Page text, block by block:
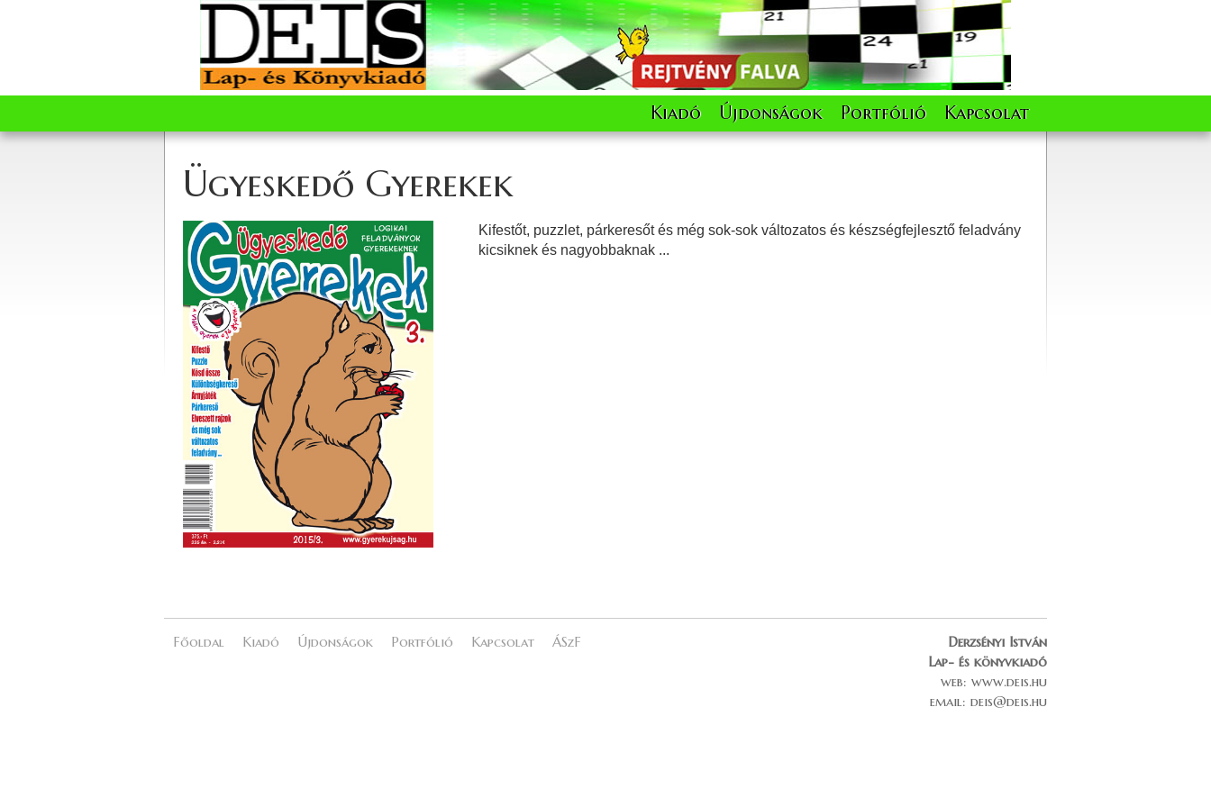
Kiadó Újdonságok Portfólió Kapcsolat
Ügyeskedő Gyerekek
Kifestőt, puzzlet, párkeresőt és még sok-sok változatos és készségfejlesztő feladvány
kicsiknek és nagyobbaknak ...
Főoldal Kiadó Újdonságok Portfólió Kapcsolat ÁSzF
Derzsényi István
Lap- és könyvkiadó
web: www.deis.hu
email: deis@deis.hu